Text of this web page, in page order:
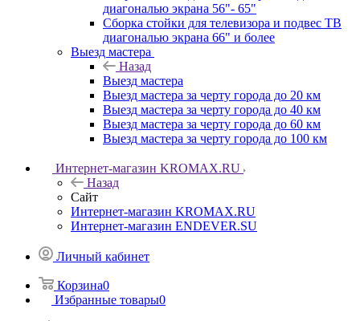
диагональю экрана 56"- 65"
Сборка стойки для телевизора и подвес ТВ
диагональю экрана 66" и более
Выезд мастера
Назад
Выезд мастера
Выезд мастера за черту города до 20 км
Выезд мастера за черту города до 40 км
Выезд мастера за черту города до 60 км
Выезд мастера за черту города до 100 км
Интернет-магазин KROMAX.RU
Назад
Сайт
Интернет-магазин KROMAX.RU
Интернет-магазин ENDEVER.SU
Личный кабинет
Корзина0
Избранные товары0